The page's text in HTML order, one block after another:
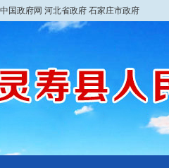
中国政府网 河北省政府 石家庄市政府